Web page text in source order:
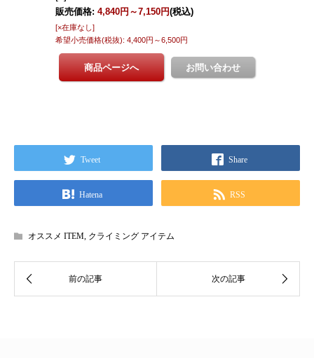
Tweet Share
Hatena RSS
オススメ ITEM, クライミング アイテム